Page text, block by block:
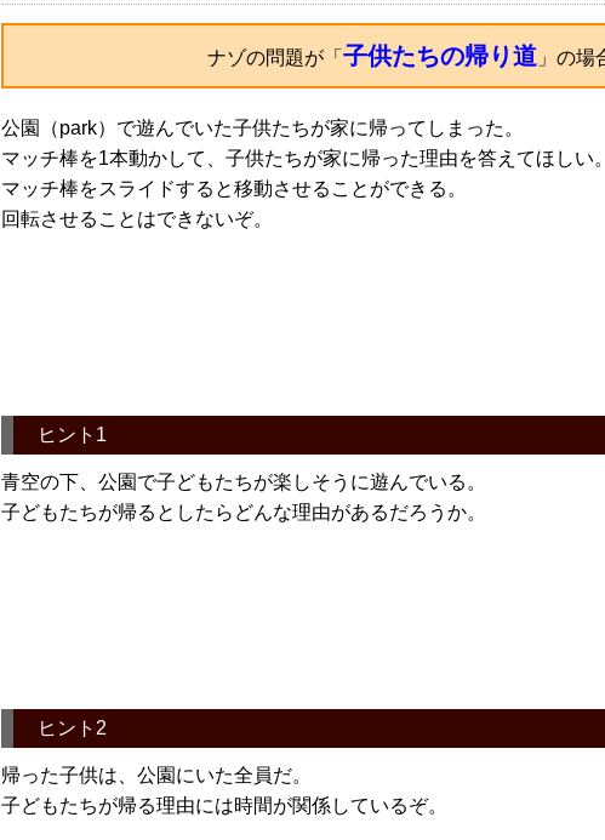
ナゾの問題が「 子供たちの帰り道 」の場
公園（park）で遊んでいた子供たちが家に帰ってしまった。
マッチ棒を1本動かして、子供たちが家に帰った理由を答えてほしい。
マッチ棒をスライドすると移動させることができる。
回転させることはできないぞ。
ヒント1
青空の下、公園で子どもたちが楽しそうに遊んでいる。
子どもたちが帰るとしたらどんな理由があるだろうか。
ヒント2
帰った子供は、公園にいた全員だ。
子どもたちが帰る理由には時間が関係しているぞ。